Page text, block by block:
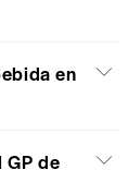
en
GP de